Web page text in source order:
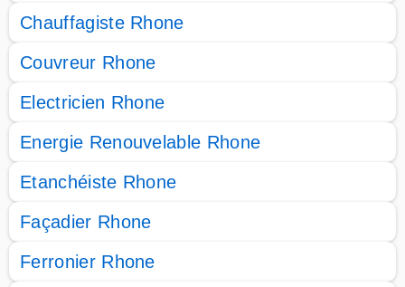
Chauffagiste Rhone
Couvreur Rhone
Electricien Rhone
Energie Renouvelable Rhone
Etanchéiste Rhone
Façadier Rhone
Ferronier Rhone